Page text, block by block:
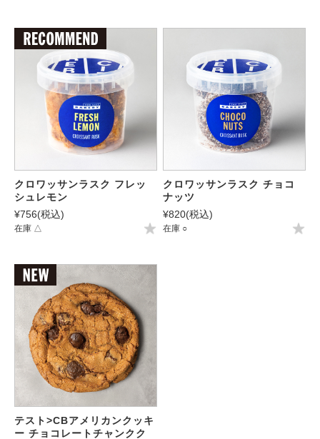
クロワッサンラスク フレッ
シュレモン
¥756(税込)
在庫 △
クロワッサンラスク チョコ
ナッツ
¥820(税込)
在庫 ○
テスト>CBアメリカンクッキ
ー チョコレートチャンクク